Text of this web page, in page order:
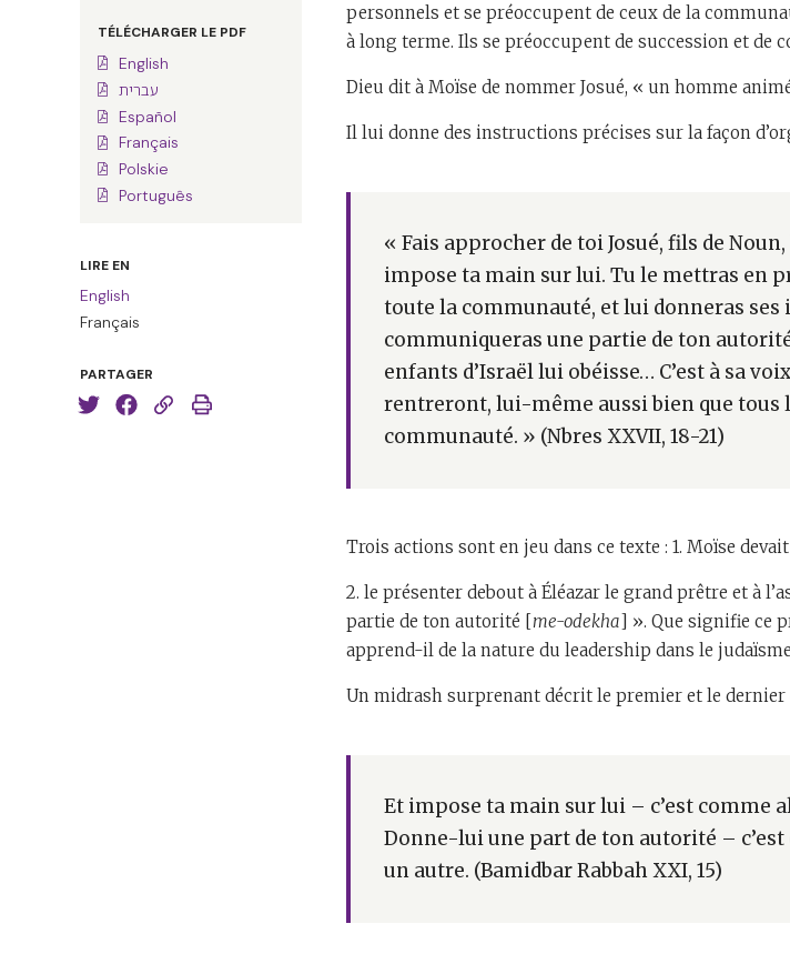
TÉLÉCHARGER LE PDF
English
עברית
Español
Français
Polskie
Português
LIRE EN
English
Français
PARTAGER
personnels et se préoccupent de ceux de la
à long terme. Ils se préoccupent de succession et de
Dieu dit à Moïse de nommer Josué, « un homme
Il lui donne des instructions précises sur la façon
« Fais approcher de toi Josué, fils de
impose ta main sur lui. Tu le mettras en
toute la communauté, et lui donneras
communiqueras une partie de ton
enfants d’Israël lui obéisse… C’est à sa
rentreront, lui-même aussi bien que tous
communauté. » (Nbres XXVII, 18-21)
Trois actions sont en jeu dans ce texte : 1. Moïse
2. le présenter debout à Éléazar le grand prêtre et à
partie de ton autorité [me-odekha] ». Que signifie ce
apprend-il de la nature du leadership dans le
Un midrash surprenant décrit le premier et le dernier
Et impose ta main sur lui – c’est comme
Donne-lui une part de ton autorité –
un autre. (Bamidbar Rabbah XXI, 15)